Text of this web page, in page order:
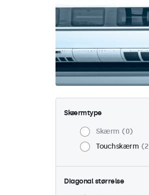
Skærmtype
Skærm
0
Touchskærm
2
Diagonal størrelse